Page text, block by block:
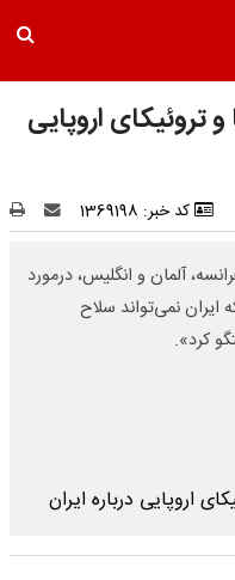
تروئیکای اروپایی
کد خبر: 1369198
آلمان و انگلیس، درمورد
ایران نمی‌تواند سلاح
کرد».